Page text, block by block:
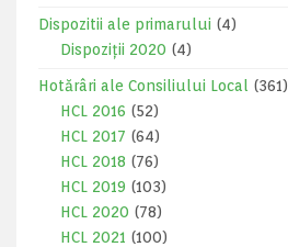
Dispozitii ale primarului (4)
Dispoziții 2020 (4)
Hotărâri ale Consiliului Local
(361)
HCL 2016 (52)
HCL 2017 (64)
HCL 2018 (76)
HCL 2019 (103)
HCL 2020 (78)
HCL 2021 (100)